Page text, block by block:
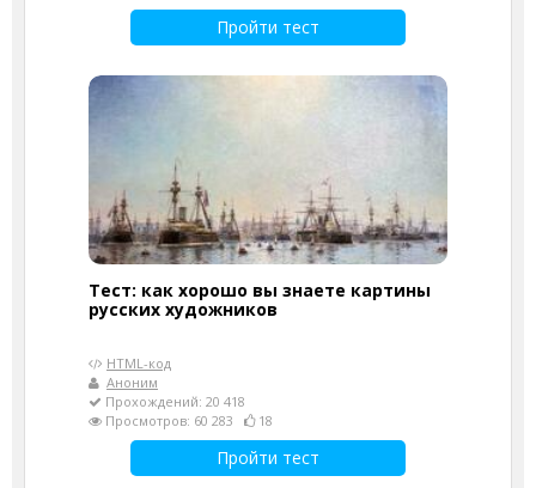
Пройти тест
Тест: как хорошо вы знаете картины
русских художников
HTML-код
Аноним
Прохождений: 20 418
Просмотров: 60 283
18
Пройти тест